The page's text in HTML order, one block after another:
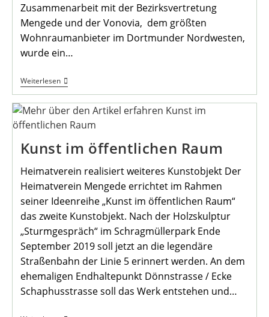
Zusammenarbeit mit der Bezirksvertretung
Mengede und der Vonovia, dem größten
Wohnraumanbieter im Dortmunder Nordwesten,
wurde ein…
WeiterlesenHeimatverein
Mengede
Bücherschrank
Kunst im öffentlichen Raum
Heimatverein realisiert weiteres Kunstobjekt Der
Heimatverein Mengede errichtet im Rahmen
seiner Ideenreihe „Kunst im öffentlichen Raum“
das zweite Kunstobjekt. Nach der Holzskulptur
„Sturmgespräch“ im Schragmüllerpark Ende
September 2019 soll jetzt an die legendäre
Straßenbahn der Linie 5 erinnert werden. An dem
ehemaligen Endhaltepunkt Dönnstrasse / Ecke
Schaphusstrasse soll das Werk entstehen und…